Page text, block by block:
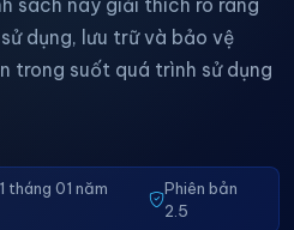
dụng, lưu trữ và bảo vệ
trong suốt quá trình sử dụng
tháng 01 năm
Phiên bản
2.5